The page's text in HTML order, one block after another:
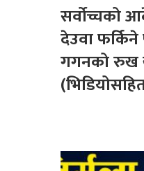
सर्वोच्चको
देउवा फर्किने
गगनको रुख